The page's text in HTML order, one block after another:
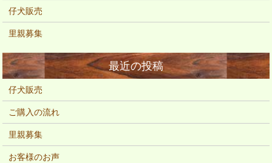
仔犬販売
里親募集
仔犬販売
ご購入の流れ
里親募集
お客様のお声